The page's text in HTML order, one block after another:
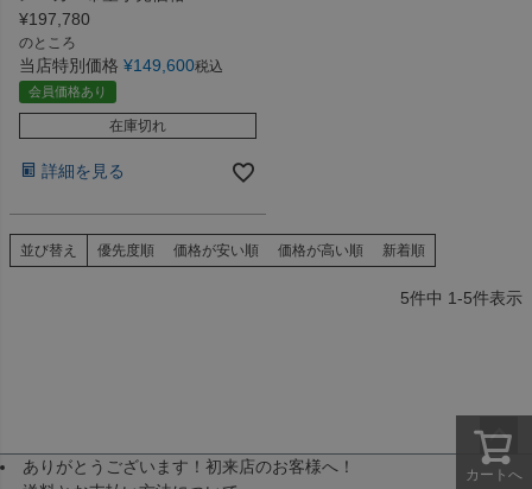
¥197,780
のところ
当店特別価格 ¥149,600税込
会員価格あり
在庫切れ
詳細を見る
並び替え 優先度順 価格が安い順 価格が高い順 新着順
5件中 1-5件表示
カートへ
ペー
ありがとうございます！初来店のお客様へ！